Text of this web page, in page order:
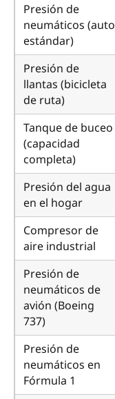
Presión de
neumáticos (auto
estándar)
Presión de
llantas (bicicleta
de ruta)
Tanque de buceo
(capacidad
completa)
Presión del agua
en el hogar
Compresor de
aire industrial
Presión de
neumáticos de
avión (Boeing
737)
Presión de
neumáticos en
Fórmula 1